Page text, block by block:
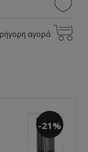
αγορά
-21%